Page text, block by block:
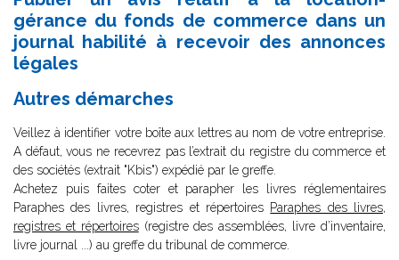
gérance du fonds de commerce dans un
journal habilité à recevoir des annonces
légales
Autres démarches
Veillez à identifier votre boîte aux lettres au nom de votre entreprise.
A défaut, vous ne recevrez pas l’extrait du registre du commerce et
des sociétés (extrait "Kbis") expédié par le greffe.
Achetez puis faites coter et parapher les livres réglementaires
Paraphes des livres, registres et répertoires Paraphes des livres,
registres et répertoires(registre des assemblées, livre d’inventaire,
livre journal ...) au greffe du tribunal de commerce.